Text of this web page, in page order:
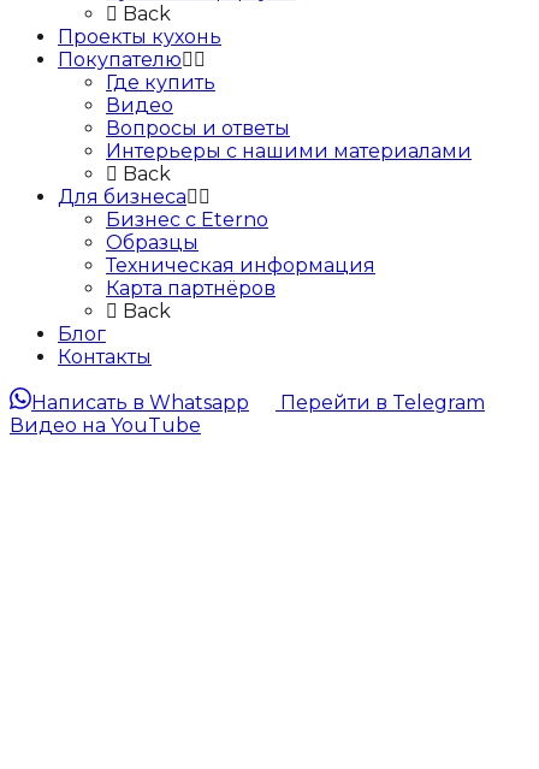
Back
Проекты кухонь
Покупателю
Где купить
Видео
Вопросы и ответы
Интерьеры с нашими материалами
Back
Для бизнеса
Бизнес с Eternо
Образцы
Техническая информация
Карта партнёров
Back
Блог
Контакты
Написать в Whatsapp
Перейти в Telegram
Видео на YouTube